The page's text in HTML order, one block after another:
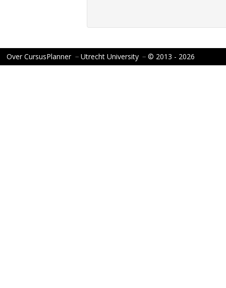
Over CursusPlanner − Utrecht University − © 2013 - 2026